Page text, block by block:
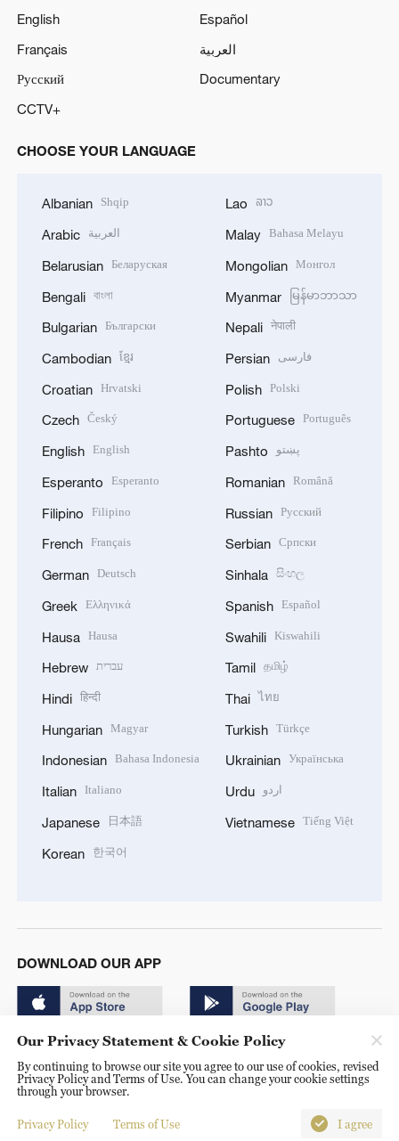
English
Español
Français
العربية
Русский
Documentary
CCTV+
CHOOSE YOUR LANGUAGE
Albanian Shqip
Arabic العربية
Belarusian Беларуская
Bengali বাংলা
Bulgarian Български
Cambodian ខ្មែរ
Croatian Hrvatski
Czech Český
English English
Esperanto Esperanto
Filipino Filipino
French Français
German Deutsch
Greek Ελληνικά
Hausa Hausa
Hebrew עברית
Hindi हिन्दी
Hungarian Magyar
Indonesian Bahasa Indonesia
Italian Italiano
Japanese 日本語
Korean 한국어
Lao ລາວ
Malay Bahasa Melayu
Mongolian Монгол
Myanmar မြန်မာဘာသာ
Nepali नेपाली
Persian فارسی
Polish Polski
Portuguese Português
Pashto پښتو
Romanian Română
Russian Русский
Serbian Српски
Sinhala සිංහල
Spanish Español
Swahili Kiswahili
Tamil தமிழ்
Thai ไทย
Turkish Türkçe
Ukrainian Українська
Urdu اردو
Vietnamese Tiếng Việt
DOWNLOAD OUR APP
© China Radio International.CRI. All Rights Reserved. 16A
Shijingshan Road, Beijing, China. 100040
Our Privacy Statement & Cookie Policy
By continuing to browse our site you agree to our use of cookies, revised
Privacy Policy and Terms of Use. You can change your cookie settings
through your browser.
Privacy Policy Terms of Use I agree